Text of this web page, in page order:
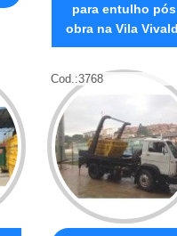
para entulho pós
obra na Vila
Cod.:3768